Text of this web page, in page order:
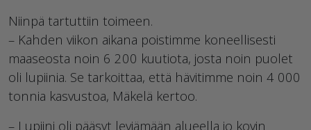
Niinpä tartuttiin toimeen.
– Kahden viikon aikana poistimme koneellisesti
maaseosta noin 6 200 kuutiota, josta noin puolet
oli lupiinia. Se tarkoittaa, että hävitimme noin 4 000
tonnia kasvustoa, Mäkelä kertoo.
– Lupiini oli pääsyt leviämään alueella jo kovin